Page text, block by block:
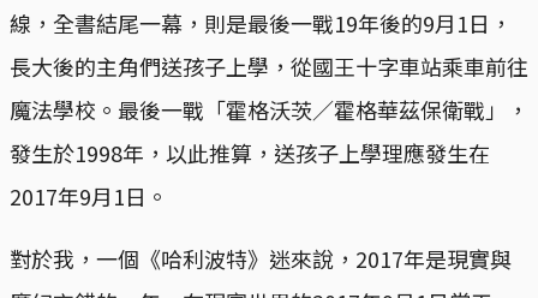
線，全書結尾一幕，則是最後一戰19年後的9月1日，
長大後的主角們送孩子上學，從國王十字車站乘車前往
魔法學校。最後一戰「霍格沃茨／霍格華茲保衛戰」，
發生於1998年，以此推算，送孩子上學理應發生在
2017年9月1日。
對於我，一個《哈利波特》迷來說，2017年是現實與